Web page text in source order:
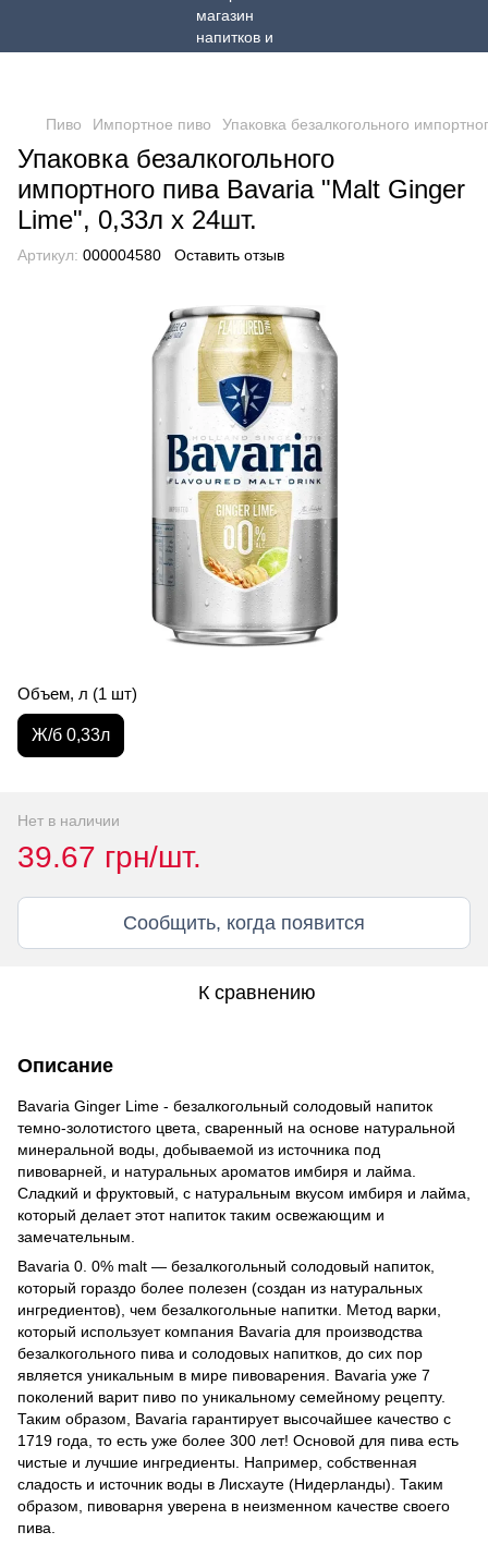
Пиво Импортное пиво Упаковка безалкогольного
Упаковка безалкогольного
импортного пива Bavaria "Malt Ginger
Lime", 0,33л х 24шт.
Артикул: 000004580 Оставить отзыв
Объем, л (1 шт)
Ж/б 0,33л
Нет в наличии
39.67 грн/шт.
Сообщить, когда появится
К сравнению
Описание
Bavaria Ginger Lime - безалкогольный солодовый напиток
темно-золотистого цвета, сваренный на основе натуральной
минеральной воды, добываемой из источника под
пивоварней, и натуральных ароматов имбиря и лайма.
Сладкий и фруктовый, с натуральным вкусом имбиря и лайма,
который делает этот напиток таким освежающим и
замечательным.
Bavaria 0. 0% malt — безалкогольный солодовый напиток,
который гораздо более полезен (создан из натуральных
ингредиентов), чем безалкогольные напитки. Метод варки,
который использует компания Bavaria для производства
безалкогольного пива и солодовых напитков, до сих пор
является уникальным в мире пивоварения. Bavaria уже 7
поколений варит пиво по уникальному семейному рецепту.
Таким образом, Bavaria гарантирует высочайшее качество с
1719 года, то есть уже более 300 лет! Основой для пива есть
чистые и лучшие ингредиенты. Например, собственная
сладость и источник воды в Лисхауте (Нидерланды). Таким
образом, пивоварня уверена в неизменном качестве своего
пива.